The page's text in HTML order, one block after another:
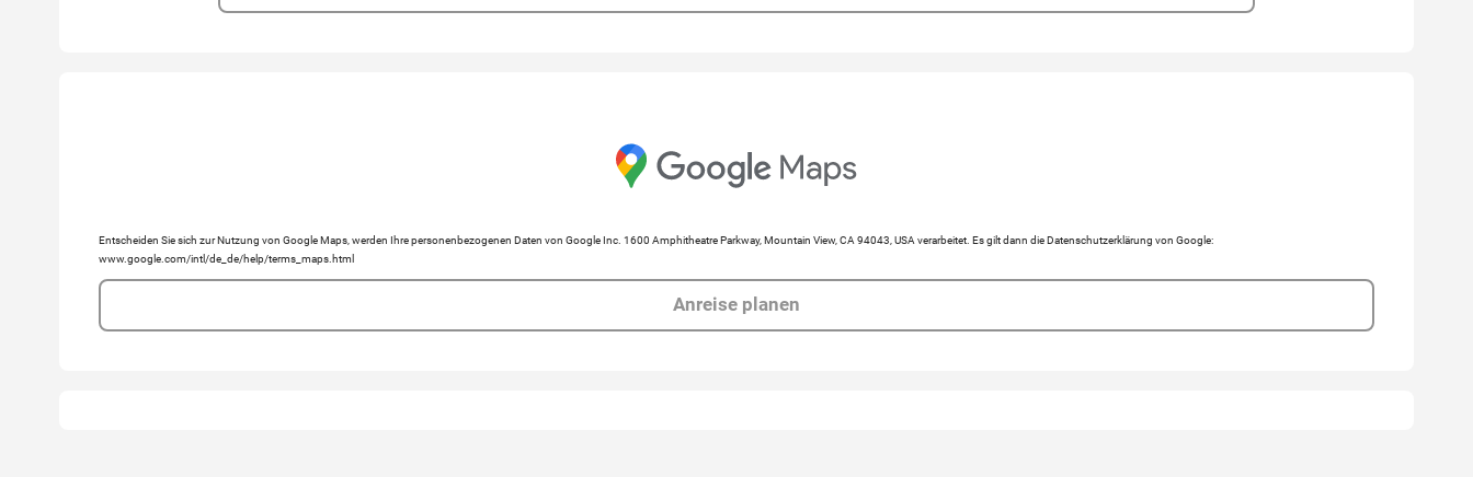
Entscheiden Sie sich zur Nutzung von Google Maps, werden Ihre personenbezogenen Daten von Google Inc. 1600 Amphitheatre Parkway, Mountain View, CA 94043, USA verarbeitet. Es gilt dann die Datenschutzerklärung von Google:
www.google.com/intl/de_de/help/terms_maps.html
Anreise planen